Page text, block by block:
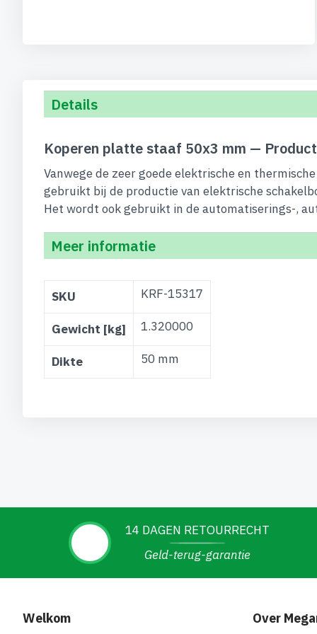
Details
Koperen platte staaf 50x3 mm —
Vanwege de zeer goede elektrische en
gebruikt bij de productie van elektrische
Het wordt ook gebruikt in de automatiserings-,
Meer informatie
informatie
SKU KRF-15317
Gewicht [kg] 1.320000
Dikte 50 mm
14 DAGEN RETOURRECHT
Geld-terug-garantie
Welkom Over